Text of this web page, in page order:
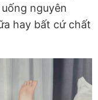
nguyên
hay bất cứ chất